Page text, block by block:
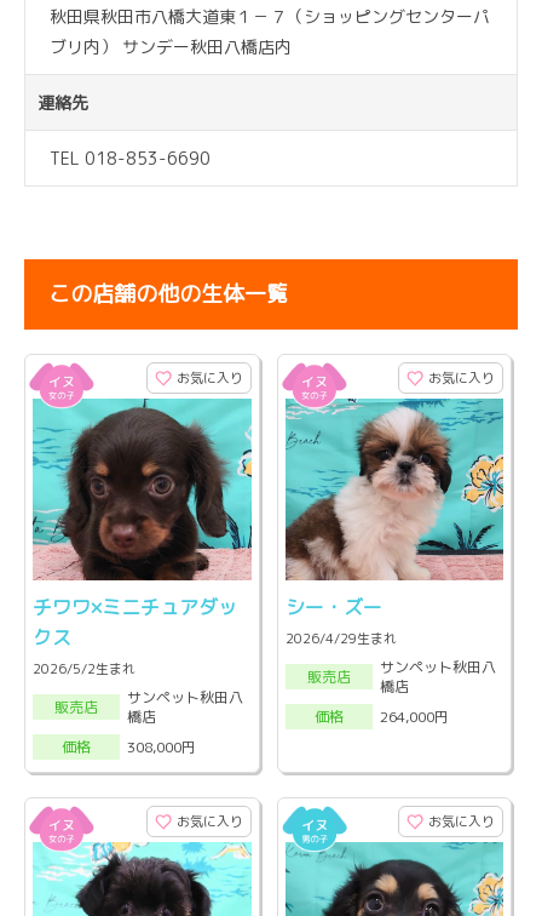
秋田県秋田市八橋大道東１－７（ショッピングセンターパ
ブリ内） サンデー秋田八橋店内
連絡先
TEL 018-853-6690
この店舗の他の生体一覧
お気に入り
チワワ×ミニチュアダッ
クス
2026/5/2生まれ
販売店
サンペット秋田八
橋店
価格
308,000円
お気に入り
シー・ズー
2026/4/29生まれ
販売店
サンペット秋田八
橋店
価格
264,000円
お気に入り お気に入り